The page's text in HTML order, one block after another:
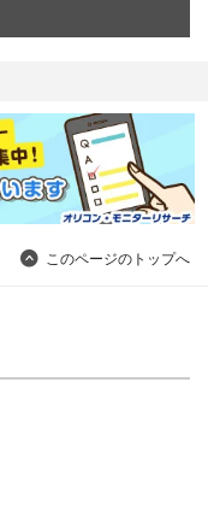
このページのトップへ